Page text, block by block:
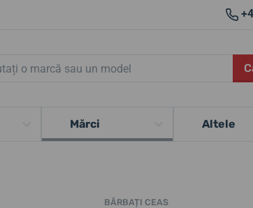
Mărci Altele
BĂRBAȚI CEAS